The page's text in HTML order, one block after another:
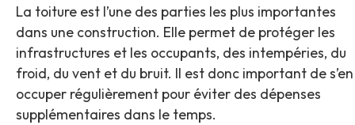
La toiture est l’une des parties les plus importantes
dans une construction. Elle permet de protéger les
infrastructures et les occupants, des intempéries, du
froid, du vent et du bruit. Il est donc important de s’en
occuper régulièrement pour éviter des dépenses
supplémentaires dans le temps.